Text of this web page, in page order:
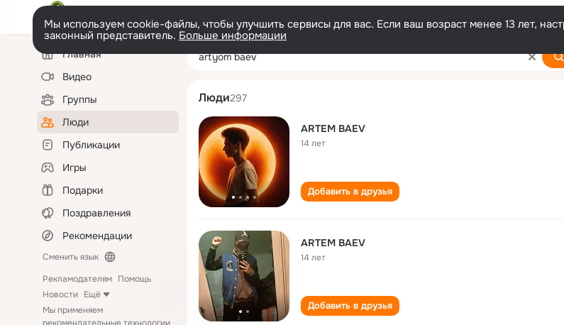
Мы используем cookie-файлы, чтобы улучшить сервисы для вас. Если ваш возраст менее 13 лет,
законный представитель. Больше информации
Левая
колонкаГлавная
Видео
Группы
Люди
Публикации
Игры
Подарки
Поздравления
Рекомендации
Сменить язык
Рекламодателям Помощь
Новости Ещё
Мы применяем
artyom baev
Люди297
ARTEM BAEV
14 лет
Добавить в друзья
ARTEM BAEV
14 лет
Добавить в друзья